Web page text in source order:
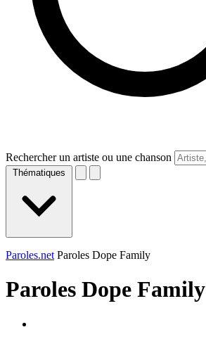
Rechercher un artiste ou une chanson
Thématiques
Paroles.net Paroles Dope Family
Paroles Dope Family